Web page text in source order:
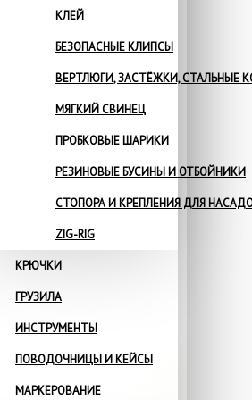
КЛЕЙ
БЕЗОПАСНЫЕ КЛИПСЫ
ВЕРТЛЮГИ, ЗАСТЁЖКИ, СТАЛЬНЫЕ
МЯГКИЙ СВИНЕЦ
ПРОБКОВЫЕ ШАРИКИ
РЕЗИНОВЫЕ БУСИНЫ И ОТБОЙНИКИ
СТОПОРА И КРЕПЛЕНИЯ ДЛЯ
ZIG-RIG
КРЮЧКИ
ГРУЗИЛА
ИНСТРУМЕНТЫ
ПОВОДОЧНИЦЫ И КЕЙСЫ
МАРКЕРОВАНИЕ